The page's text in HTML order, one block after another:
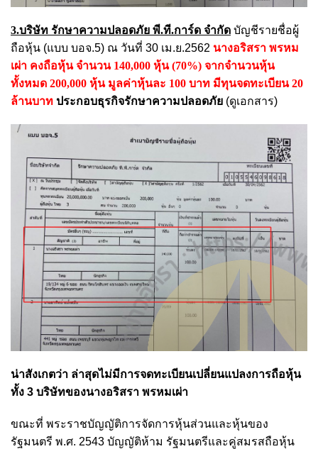
3.บริษัท รักษาความปลอดภัย พี.ที.การ์ด จำกัด บัญชีรายชื่อผู้
ถือหุ้น (แบบ บอจ.5) ณ วันที่ 30 เม.ย.2562 นางอริสรา พรหม
เผ่า คงถือหุ้น จำนวน 140,000 หุ้น (70%) จากจำนวนหุ้น
ทั้งหมด 200,000 หุ้น มูลค่าหุ้นละ 100 บาท มีทุนจดทะเบียน 20
ล้านบาท ประกอบธุรกิจรักษาความปลอดภัย (ดูเอกสาร)
น่าสังเกตว่า ล่าสุดไม่มีการจดทะเบียนเปลี่ยนแปลงการถือหุ้น
ทั้ง 3 บริษัทของนางอริสรา พรหมเผ่า
ขณะที่ พระราชบัญญัติการจัดการหุ้นส่วนและหุ้นของ
รัฐมนตรี พ.ศ. 2543 บัญญัติห้าม รัฐมนตรีและคู่สมรสถือหุ้น